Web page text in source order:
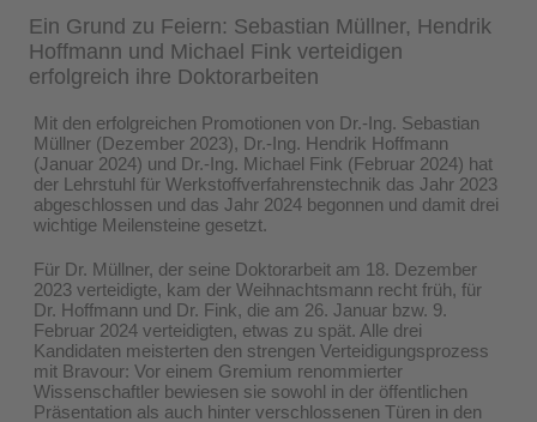
Ein Grund zu Feiern: Sebastian Müllner, Hendrik
Hoffmann und Michael Fink verteidigen
erfolgreich ihre Doktorarbeiten
Mit den erfolgreichen Promotionen von Dr.-Ing. Sebastian
Müllner (Dezember 2023), Dr.-Ing. Hendrik Hoffmann
(Januar 2024) und Dr.-Ing. Michael Fink (Februar 2024) hat
der Lehrstuhl für Werkstoffverfahrenstechnik das Jahr 2023
abgeschlossen und das Jahr 2024 begonnen und damit drei
wichtige Meilensteine gesetzt.
Für Dr. Müllner, der seine Doktorarbeit am 18. Dezember
2023 verteidigte, kam der Weihnachtsmann recht früh, für
Dr. Hoffmann und Dr. Fink, die am 26. Januar bzw. 9.
Februar 2024 verteidigten, etwas zu spät. Alle drei
Kandidaten meisterten den strengen Verteidigungsprozess
mit Bravour: Vor einem Gremium renommierter
Wissenschaftler bewiesen sie sowohl in der öffentlichen
Präsentation als auch hinter verschlossenen Türen in den